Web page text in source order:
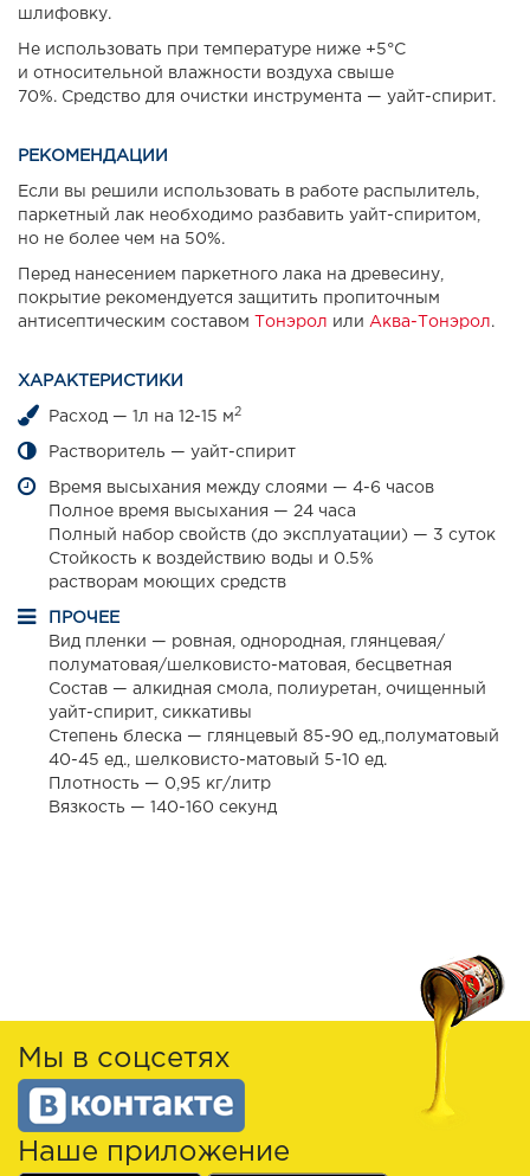
шлифовку.
Не использовать при температуре ниже +5°С
и относительной влажности воздуха свыше
70%. Средство для очистки инструмента — уайт-спирит.
РЕКОМЕНДАЦИИ
Если вы решили использовать в работе распылитель,
паркетный лак необходимо разбавить уайт-спиритом,
но не более чем на 50%.
Перед нанесением паркетного лака на древесину,
покрытие рекомендуется защитить пропиточным
антисептическим составом
Тонэрол или Аква-Тонэрол .
ХАРАКТЕРИСТИКИ
Расход — 1л на 12-15 м 2
Растворитель — уайт-спирит
Время высыхания между слоями — 4-6 часов
Полное время высыхания — 24 часа
Полный набор свойств (до эксплуатации) — 3 суток
Стойкость к воздействию воды и 0.5%
растворам моющих средств
ПРОЧЕЕ
Вид пленки — ровная, однородная, глянцевая/
полуматовая/шелковисто-матовая, бесцветная
Состав — алкидная смола, полиуретан, очищенный
уайт-спирит, сиккативы
Степень блеска — глянцевый 85-90 ед.,полуматовый
40-45 ед., шелковисто-матовый 5-10 ед.
Плотность — 0,95 кг/литр
Вязкость — 140-160 секунд
Мы в соцсетях
Наше приложение